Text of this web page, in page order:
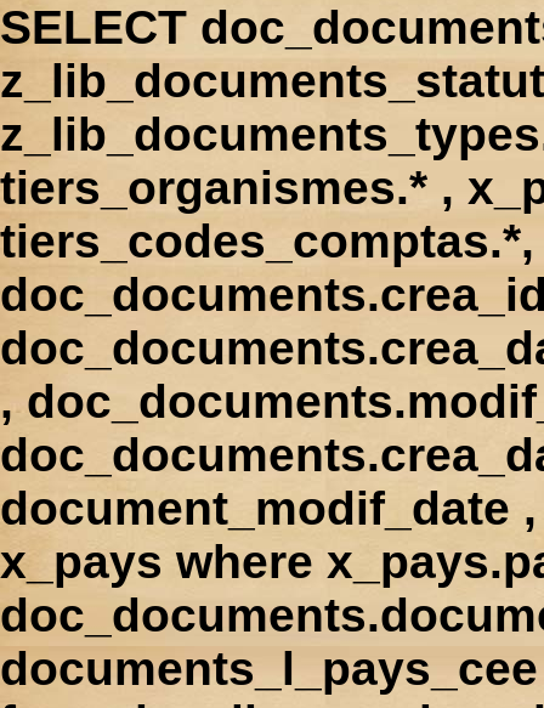
SELECT
tiers_organismes.* ,
,
document_modif_date
x_pays where